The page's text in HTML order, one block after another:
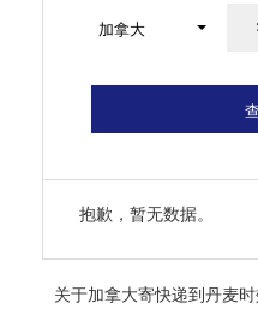
加拿大
抱歉，暂无数据。
关于加拿大寄快递到丹麦